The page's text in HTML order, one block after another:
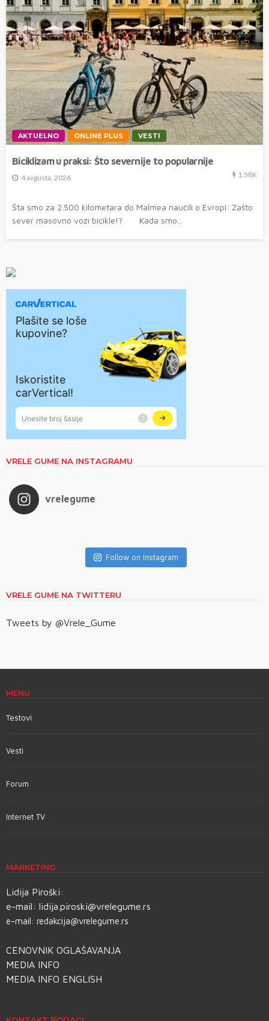
AKTUELNO ONLINE PLUS VESTI
Biciklizam u praksi: Što severnije to popularnije
4 avgusta, 2026 1.58K
Šta smo za 2.500 kilometara do Malmea naučili o Evropi: Zašto
sever masovno vozi bicikle!? Kada smo...
VRELE GUME NA INSTAGRAMU
vrelegume
Follow on Instagram
VRELE GUME NA TWITTERU
Tweets by @Vrele_Gume
MENU
Testovi
Vesti
Forum
Internet TV
MARKETING
Lidija Piroški:
e-mail: lidija.piroski@vrelegume.rs
e-mail: redakcija@vrelegume.rs
CENOVNIK OGLAŠAVANJA
MEDIA INFO
MEDIA INFO ENGLISH